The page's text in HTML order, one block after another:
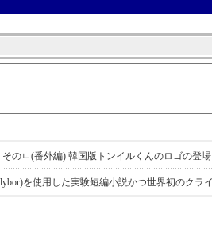
そのㄴ(番外編) 韓国版トンイルくんのロゴの登
を使用した実験短編小説かつ世界初のクラ